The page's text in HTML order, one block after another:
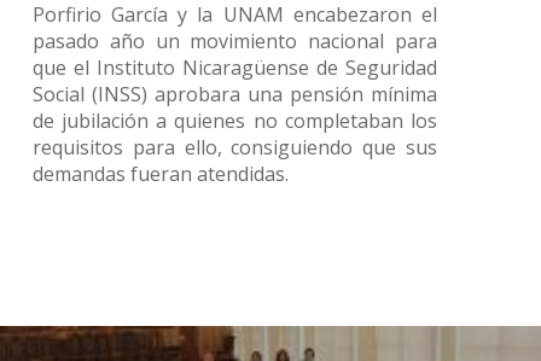
Porfirio García y la UNAM encabezaron el
pasado año un movimiento nacional para
que el Instituto Nicaragüense de Seguridad
Social (INSS) aprobara una pensión mínima
de jubilación a quienes no completaban los
requisitos para ello, consiguiendo que sus
demandas fueran atendidas.